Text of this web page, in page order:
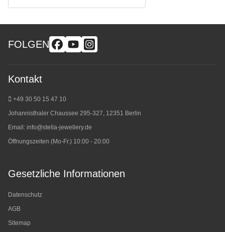
FOLGEN
Kontakt
+49 30 50 15 47 10
Johannisthaler Chaussee 295-327, 12351 Berlin
Email: info@stella-jewellery.de
Öffnungszeiten (Mo-Fr.) 10:00 - 20:00
Gesetzliche Informationen
Datenschutz
AGB
Sitemap